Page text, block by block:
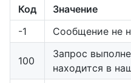
Код
Значение
-1
Сообщение не
100
Запрос
находится в